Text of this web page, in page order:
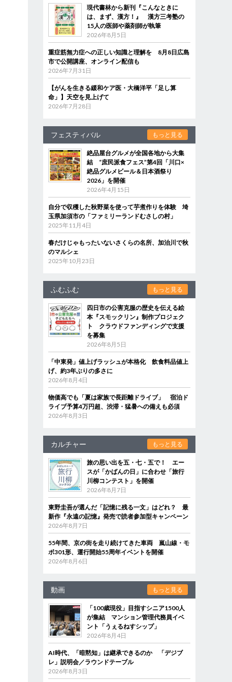
現代書林から新刊『こんなときに
は、まず、漢方！』 漢方三考塾の
15人の医師や薬剤師が執筆
2026年8月5日
重症筋無力症への正しい知識と理解を 8月8日広島
市で公開講座、オンライン配信も
2026年7月31日
【がんを生きる緩和ケア医・大橋洋平「足し算
命」】天空を見上げて
2026年7月28日
フェスティバル もっと見る
絶品屋台グルメが全国各地から大集
結 “庶民派食フェス”第4回「川口×
絶品グルメビール＆日本酒祭り
2026」を開催
2026年4月15日
自分で収穫した秋野菜を使って芋煮作りを体験 埼
玉県加須市の「ファミリーランドむさしの村」
2025年11月4日
春だけじゃもったいないさくらの名所、加治川で秋
のマルシェ
2025年10月23日
ふむふむ もっと見る
四日市の公害克服の歴史を伝える絵
本『スモックリン』制作プロジェク
ト クラウドファンディングで支援
を募集
2026年8月5日
「中東発」値上げラッシュが本格化 飲食料品値上
げ、約3年ぶりの多さに
2026年8月4日
物価高でも「夏は家族で長距離ドライブ」 宿泊ド
ライブ予算4万円超、渋滞・猛暑への備えも必須
2026年8月3日
カルチャー もっと見る
旅の思い出を五・七・五で！ エー
スが「かばんの日」に合わせ「旅行
川柳コンテスト」を開催
2026年8月7日
東野圭吾が選んだ「記憶に残る一文」はどれ？ 最
新作『永遠の記憶』発売で読者参加型キャンペーン
2026年8月7日
55年間、京の街を走り続けてきた車両 嵐山線・モ
ボ301形、運行開始55周年イベントを開催
2026年8月6日
動画 もっと見る
「100歳現役」目指すシニア1500人
が集結 マンション管理代務員イベ
ント「うぇるねすシップ」
2026年8月4日
AI時代、「暗黙知」は継承できるのか 「デジブ
レ」説明会／ラウンドテーブル
2026年8月3日